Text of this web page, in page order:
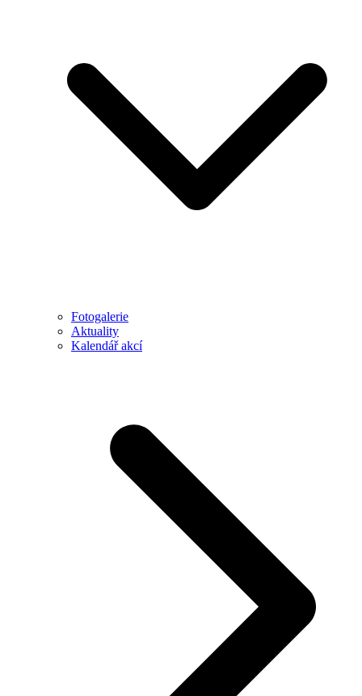
Fotogalerie
Aktuality
Kalendář akcí